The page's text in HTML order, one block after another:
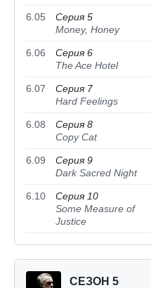
6.05
Серия 5
Money, Honey
6.06
Серия 6
The Ace Hotel
6.07
Серия 7
Hard Feelings
6.08
Серия 8
Copy Cat
6.09
Серия 9
Dark Sacred Night
6.10
Серия 10
Some Measure of
Justice
СЕЗОН 5